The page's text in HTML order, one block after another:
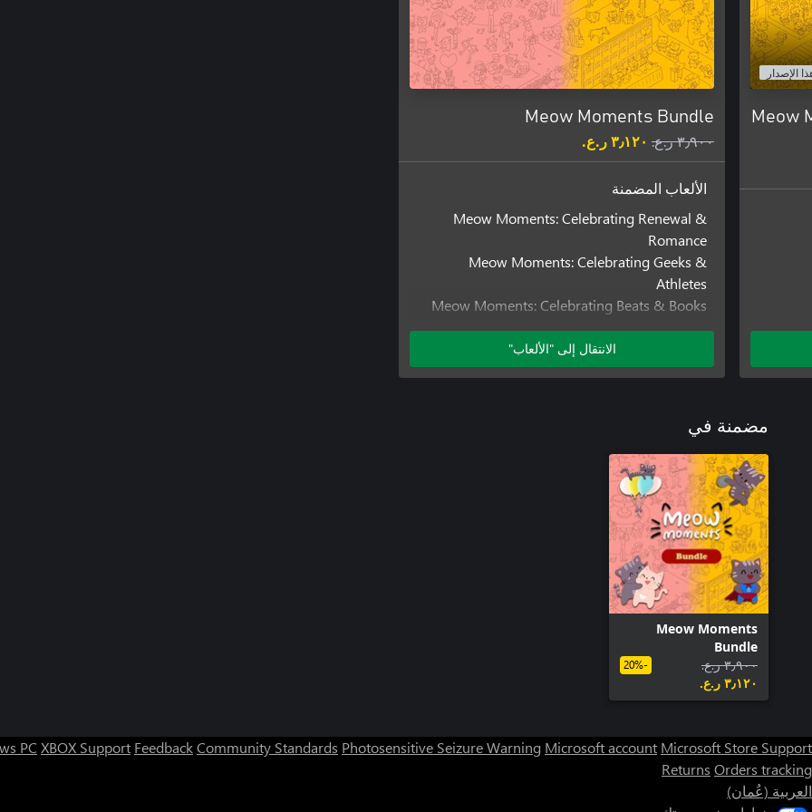
الإصدار
Meow
Meow Moments Bundle
٣٫٩٠٠ ر.ع.‏ ٣٫١٢٠ ر.ع.‏
الألعاب المضمنة
Meow Moments: Celebrating Renewal &
Romance
Meow Moments: Celebrating Geeks &
Athletes
Meow Moments: Celebrating Beats & Books
Meow Moments: Celebrating Myth & Machine
الانتقال إلى "الألعاب"
مضمنة في
Meow Moments
Bundle
٣٫٩٠٠ ر.ع.‏
٣٫١٢٠ ر.ع.‏
-20%
PC XBOX Support FeedbackCommunity Standards Photosensitive Seizure Warning Microsoft account Microsoft Store Support
Returns Orders tracking
العربية (عُمان)